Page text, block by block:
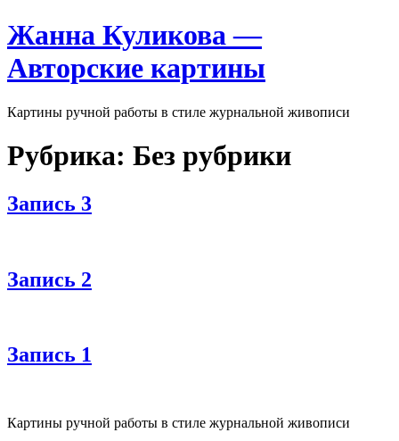
Перейти
к
содержимому
Жанна Куликова —
Авторские картины
Картины ручной работы в стиле журнальной живописи
Рубрика: Без рубрики
Запись 3
Запись 2
Запись 1
Картины ручной работы в стиле журнальной живописи